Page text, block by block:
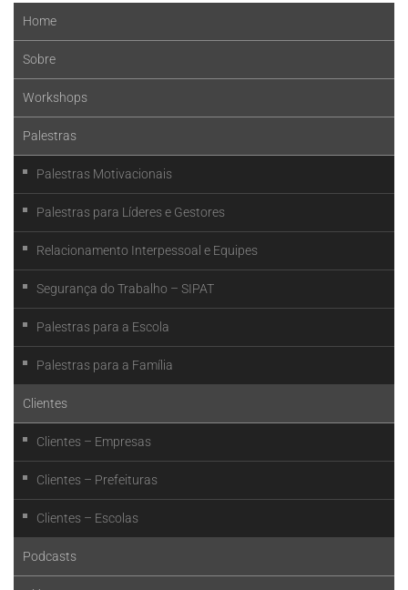
Home
Sobre
Workshops
Palestras
Palestras Motivacionais
Palestras para Líderes e Gestores
Relacionamento Interpessoal e Equipes
Segurança do Trabalho – SIPAT
Palestras para a Escola
Palestras para a Família
Clientes
Clientes – Empresas
Clientes – Prefeituras
Clientes – Escolas
Podcasts